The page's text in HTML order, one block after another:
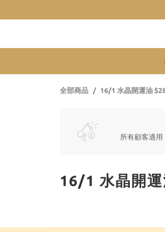
全部商品 16/1 水晶開運油
所有顧客適用
16/1 水晶開